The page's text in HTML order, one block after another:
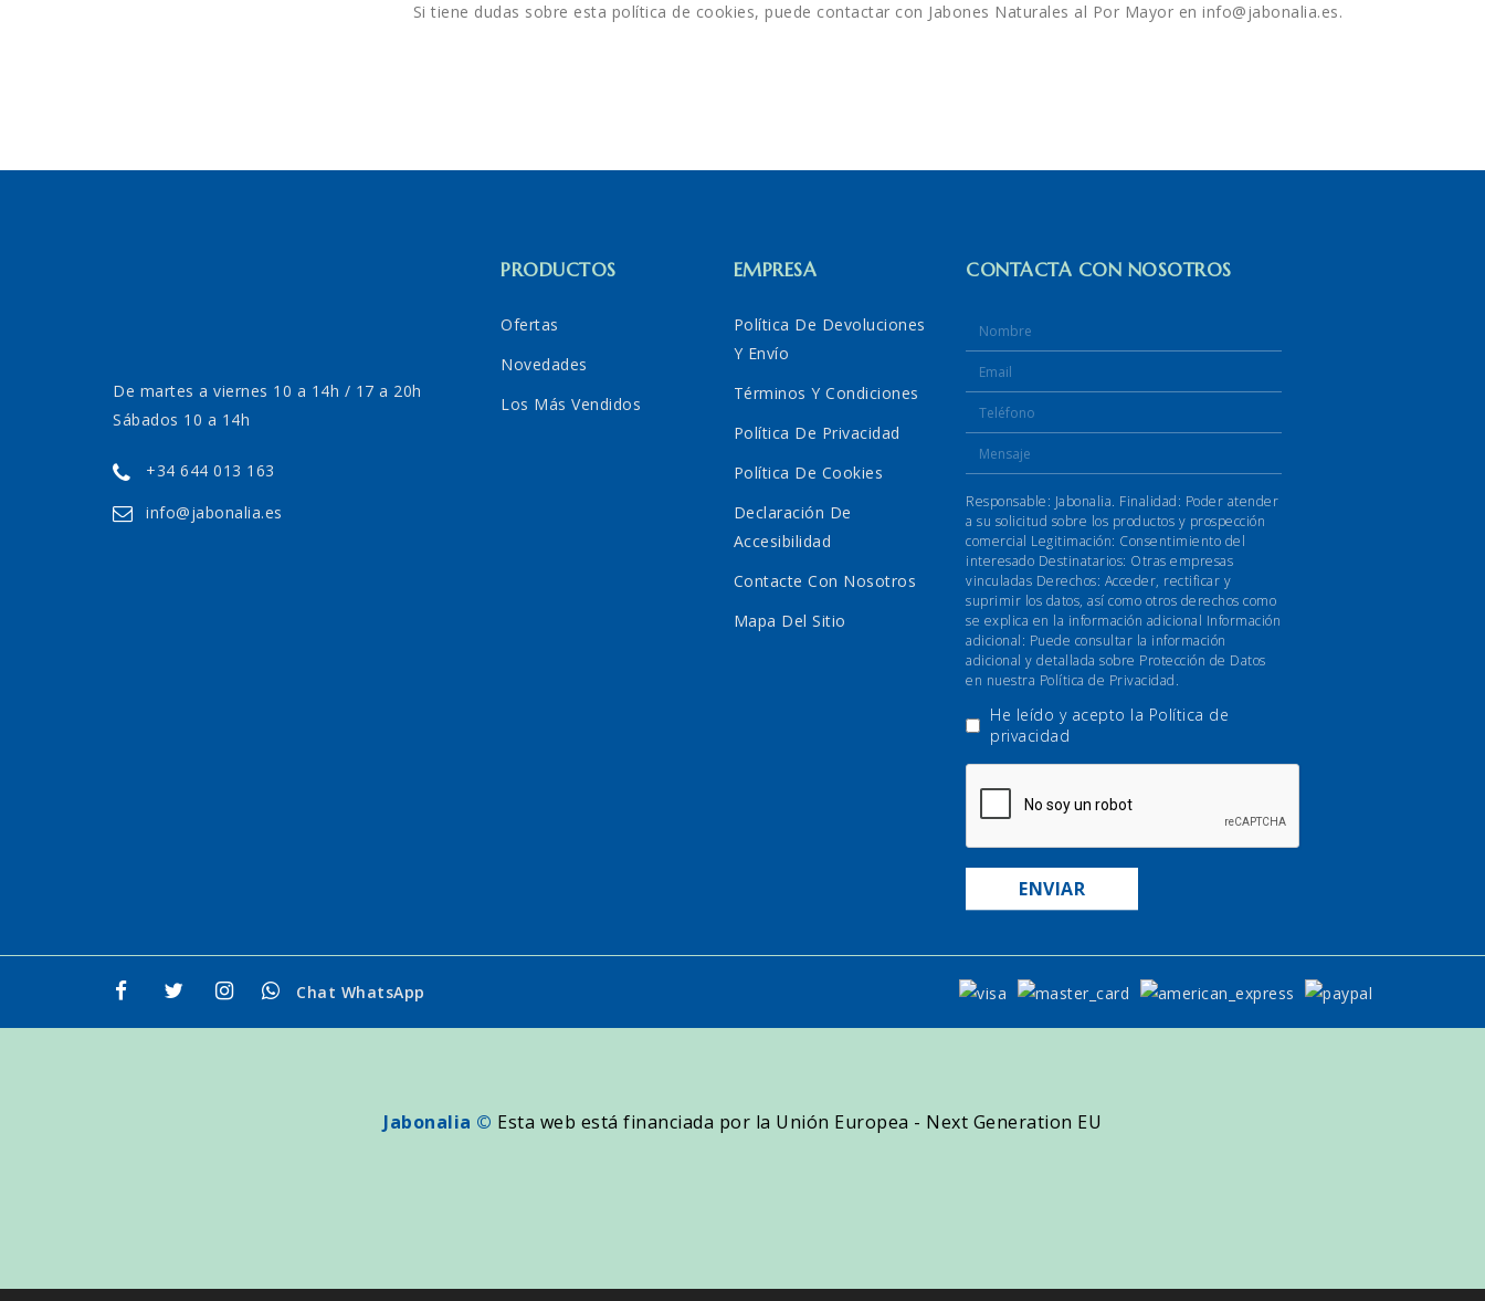
Si tiene dudas sobre esta política de cookies, puede contactar con Jabones Naturales al Por Mayor en info@jabonalia.es.
De martes a viernes 10 a 14h / 17 a 20h
Sábados 10 a 14h
+34 644 013 163
info@jabonalia.es
PRODUCTOS
Ofertas
Novedades
Los Más Vendidos
EMPRESA
Política De Devoluciones
Y Envío
Términos Y Condiciones
Política De Privacidad
Política De Cookies
Declaración De
Accesibilidad
Contacte Con Nosotros
Mapa Del Sitio
CONTACTA CON NOSOTROS
Responsable: Jabonalia. Finalidad: Poder atender
a su solicitud sobre los productos y prospección
comercial Legitimación: Consentimiento del
interesado Destinatarios: Otras empresas
vinculadas Derechos: Acceder, rectificar y
suprimir los datos, así como otros derechos como
se explica en la información adicional Información
adicional: Puede consultar la información
adicional y detallada sobre Protección de Datos
en nuestra Política de Privacidad.
He leído y acepto la Política de
privacidad
Chat WhatsApp
Jabonalia © Esta web está financiada por la Unión Europea - Next Generation EU